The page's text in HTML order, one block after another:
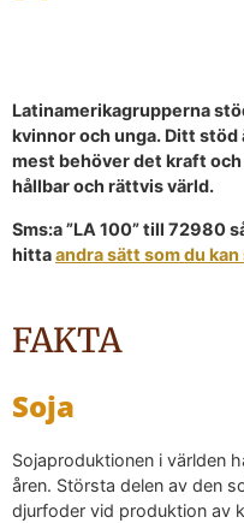
Latinamerikagrupperna
kvinnor och unga. Ditt
mest behöver det kraft
hållbar och rättvis värld.
Sms:a ”LA 100” till 72980
hittaandra sätt som du
FAKTA
Soja
Sojaproduktionen i världen
åren. Största delen av den
djurfoder vid produktion av